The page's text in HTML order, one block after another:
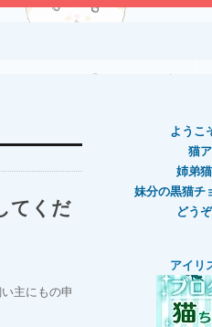
てくだ
主にもの申
ようこ
猫
姉弟
妹分の黒猫チ
どう
アイリ